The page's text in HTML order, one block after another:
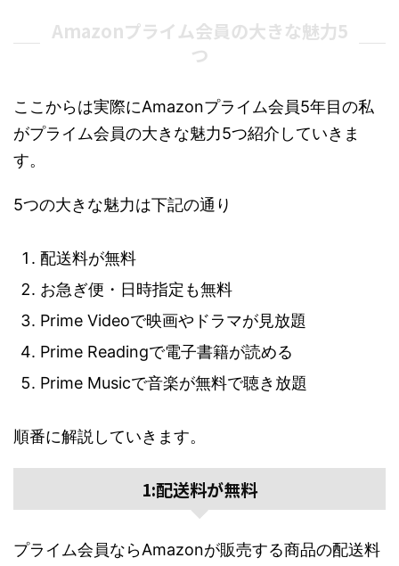
Amazonプライム会員の大きな魅力5
つ
ここからは実際にAmazonプライム会員5年目の私
がプライム会員の大きな魅力5つ紹介していきま
す。
5つの大きな魅力は下記の通り
配送料が無料
お急ぎ便・日時指定も無料
Prime Videoで映画やドラマが見放題
Prime Readingで電子書籍が読める
Prime Musicで音楽が無料で聴き放題
順番に解説していきます。
1:配送料が無料
プライム会員ならAmazonが販売する商品の配送料